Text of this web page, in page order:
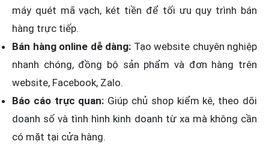
máy quét mã vạch, két tiền để tối ưu quy trình bán
hàng trực tiếp.
Bán hàng online dễ dàng: Tạo website chuyên nghiệp
nhanh chóng, đồng bộ sản phẩm và đơn hàng trên
website, Facebook, Zalo.
Báo cáo trực quan: Giúp chủ shop kiểm kê, theo dõi
doanh số và tình hình kinh doanh từ xa mà không cần
có mặt tại cửa hàng.